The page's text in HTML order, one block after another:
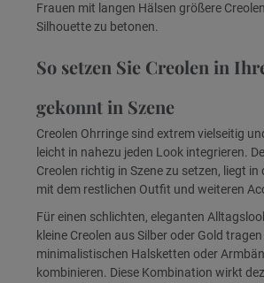
Frauen mit langen Hälsen größere
Silhouette zu betonen.
So setzen Sie Creolen in
gekonnt in Szene
Creolen Ohrringe sind extrem vielseitig
leicht in nahezu jeden Look integrieren.
Creolen richtig in Szene zu setzen, liegt
mit dem restlichen Outfit und weiteren
Für einen schlichten, eleganten
kleine Creolen aus Silber oder Gold
minimalistischen Halsketten oder
kombinieren. Diese Kombination wirkt